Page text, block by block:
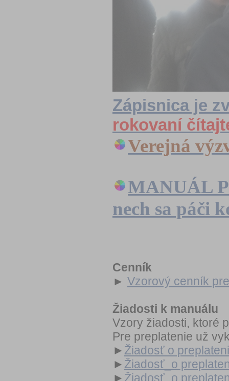
Zápisnica je
rokovaní
Verejná
MANUÁL
nech sa páči
Cenník
► Vzorový cenník
Žiadosti k manuálu
Vzory žiadosti, ktoré
Pre preplatenie už
► Žiadosť o
► Žiadosť_o
► Žiadosť_o